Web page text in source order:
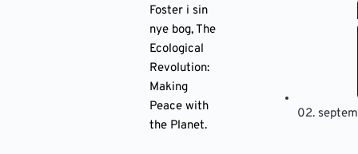
Foster i sin
nye bog, The
Ecological
Revolution:
Making
Peace with
the Planet.
02.